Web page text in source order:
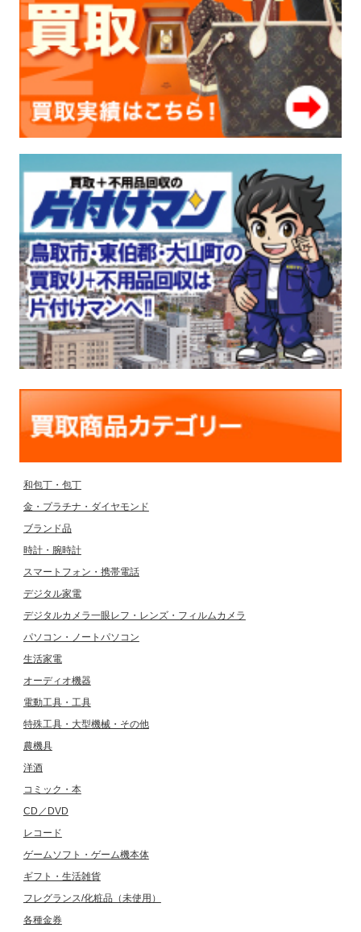
和包丁・包丁
金・プラチナ・ダイヤモンド
ブランド品
時計・腕時計
スマートフォン・携帯電話
デジタル家電
デジタルカメラ一眼レフ・レンズ・フィルムカメラ
パソコン・ノートパソコン
生活家電
オーディオ機器
電動工具・工具
特殊工具・大型機械・その他
農機具
洋酒
コミック・本
CD／DVD
レコード
ゲームソフト・ゲーム機本体
ギフト・生活雑貨
フレグランス/化粧品（未使用）
各種金券